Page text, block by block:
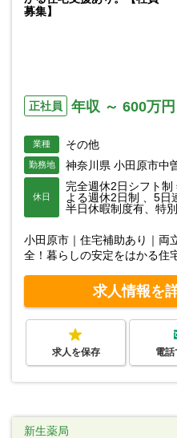
募集】
正社員 年収 ～ 600万円
業種 その他
勤務地 神奈川県 小田原市中
休日
完全週休2日シフト
よる週休2日制 、5日
半日休暇制度有、特
小田原市｜住宅補助あり｜両
全！暮らしの安定をはかる住
求人情報を
求人を保存 電話
新生薬局